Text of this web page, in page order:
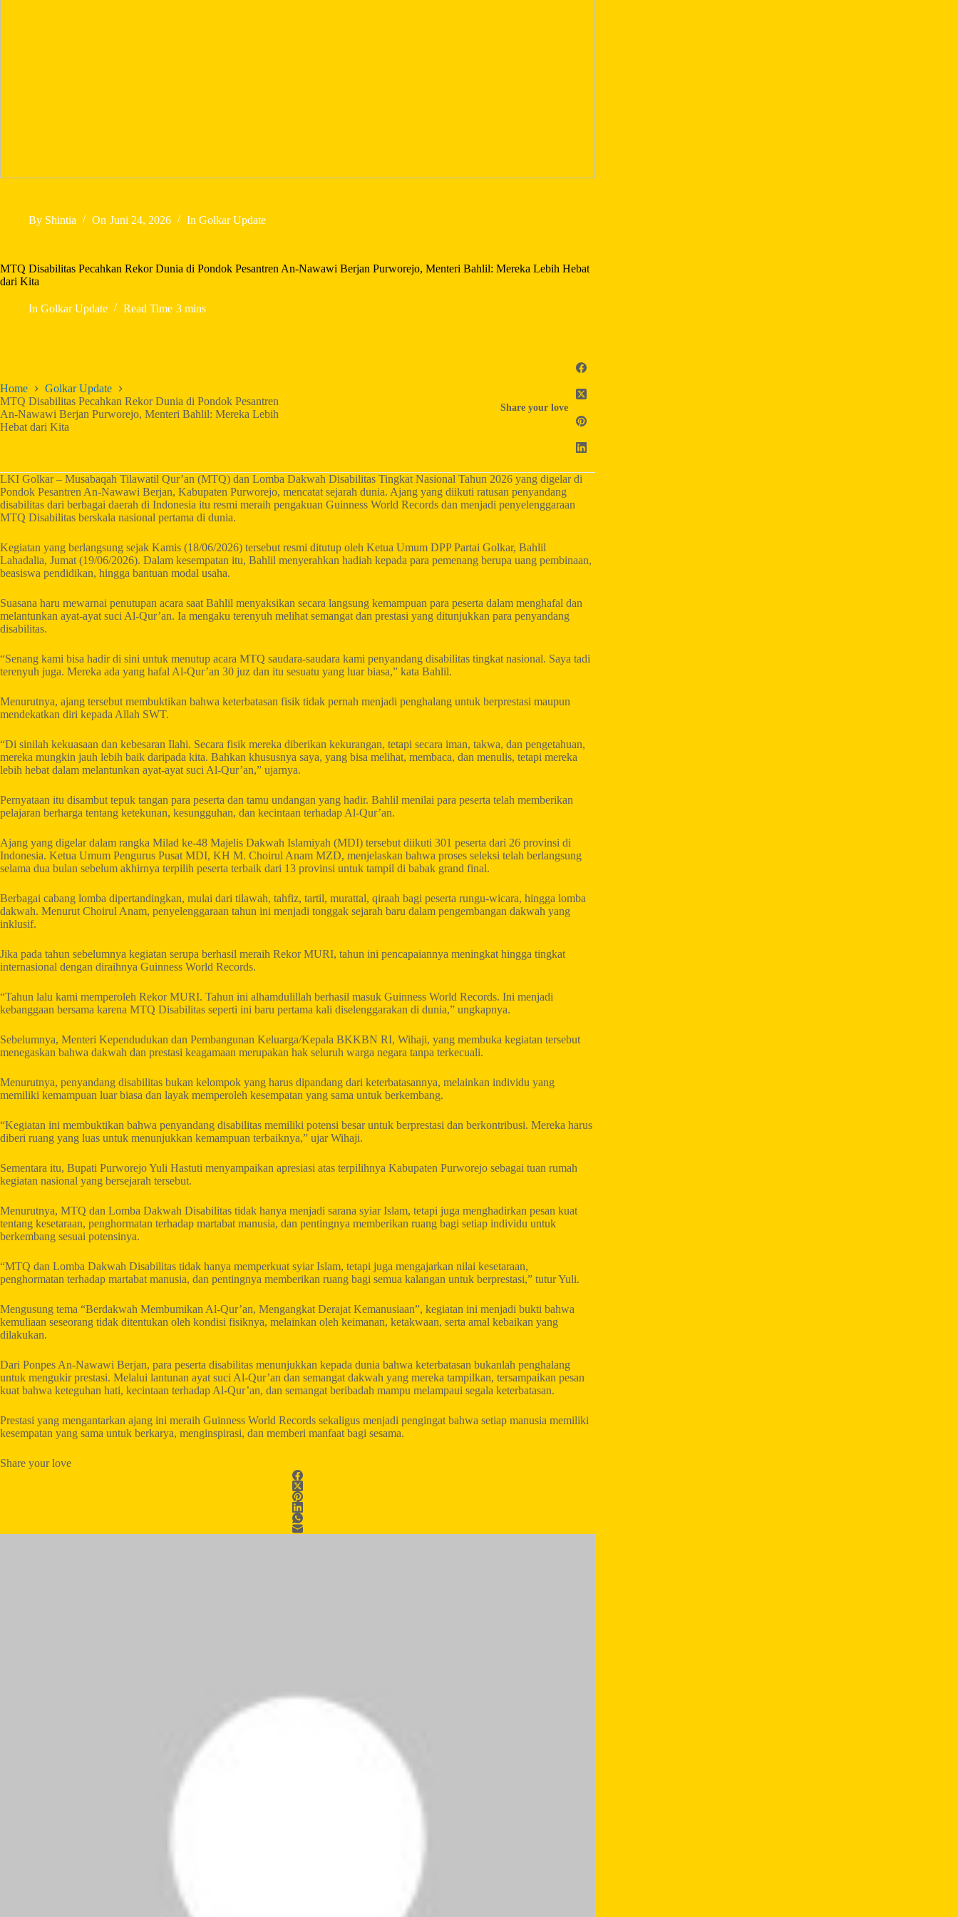
By Shintia On Juni 24, 2026 In Golkar Update
MTQ Disabilitas Pecahkan Rekor Dunia di Pondok Pesantren An-Nawawi Berjan Purworejo, Menteri Bahlil: Mereka Lebih Hebat
dari Kita
In Golkar Update Read Time 3 mins
Home
Golkar Update
MTQ Disabilitas Pecahkan Rekor Dunia di Pondok Pesantren
An-Nawawi Berjan Purworejo, Menteri Bahlil: Mereka Lebih
Hebat dari Kita
Share your love
LKI Golkar – Musabaqah Tilawatil Qur’an (MTQ) dan Lomba Dakwah Disabilitas Tingkat Nasional Tahun 2026 yang digelar di
Pondok Pesantren An-Nawawi Berjan, Kabupaten Purworejo, mencatat sejarah dunia. Ajang yang diikuti ratusan penyandang
disabilitas dari berbagai daerah di Indonesia itu resmi meraih pengakuan Guinness World Records dan menjadi penyelenggaraan
MTQ Disabilitas berskala nasional pertama di dunia.
Kegiatan yang berlangsung sejak Kamis (18/06/2026) tersebut resmi ditutup oleh Ketua Umum DPP Partai Golkar, Bahlil
Lahadalia, Jumat (19/06/2026). Dalam kesempatan itu, Bahlil menyerahkan hadiah kepada para pemenang berupa uang pembinaan,
beasiswa pendidikan, hingga bantuan modal usaha.
Suasana haru mewarnai penutupan acara saat Bahlil menyaksikan secara langsung kemampuan para peserta dalam menghafal dan
melantunkan ayat-ayat suci Al-Qur’an. Ia mengaku terenyuh melihat semangat dan prestasi yang ditunjukkan para penyandang
disabilitas.
“Senang kami bisa hadir di sini untuk menutup acara MTQ saudara-saudara kami penyandang disabilitas tingkat nasional. Saya tadi
terenyuh juga. Mereka ada yang hafal Al-Qur’an 30 juz dan itu sesuatu yang luar biasa,” kata Bahlil.
Menurutnya, ajang tersebut membuktikan bahwa keterbatasan fisik tidak pernah menjadi penghalang untuk berprestasi maupun
mendekatkan diri kepada Allah SWT.
“Di sinilah kekuasaan dan kebesaran Ilahi. Secara fisik mereka diberikan kekurangan, tetapi secara iman, takwa, dan pengetahuan,
mereka mungkin jauh lebih baik daripada kita. Bahkan khususnya saya, yang bisa melihat, membaca, dan menulis, tetapi mereka
lebih hebat dalam melantunkan ayat-ayat suci Al-Qur’an,” ujarnya.
Pernyataan itu disambut tepuk tangan para peserta dan tamu undangan yang hadir. Bahlil menilai para peserta telah memberikan
pelajaran berharga tentang ketekunan, kesungguhan, dan kecintaan terhadap Al-Qur’an.
Ajang yang digelar dalam rangka Milad ke-48 Majelis Dakwah Islamiyah (MDI) tersebut diikuti 301 peserta dari 26 provinsi di
Indonesia. Ketua Umum Pengurus Pusat MDI, KH M. Choirul Anam MZD, menjelaskan bahwa proses seleksi telah berlangsung
selama dua bulan sebelum akhirnya terpilih peserta terbaik dari 13 provinsi untuk tampil di babak grand final.
Berbagai cabang lomba dipertandingkan, mulai dari tilawah, tahfiz, tartil, murattal, qiraah bagi peserta rungu-wicara, hingga lomba
dakwah. Menurut Choirul Anam, penyelenggaraan tahun ini menjadi tonggak sejarah baru dalam pengembangan dakwah yang
inklusif.
Jika pada tahun sebelumnya kegiatan serupa berhasil meraih Rekor MURI, tahun ini pencapaiannya meningkat hingga tingkat
internasional dengan diraihnya Guinness World Records.
“Tahun lalu kami memperoleh Rekor MURI. Tahun ini alhamdulillah berhasil masuk Guinness World Records. Ini menjadi
kebanggaan bersama karena MTQ Disabilitas seperti ini baru pertama kali diselenggarakan di dunia,” ungkapnya.
Sebelumnya, Menteri Kependudukan dan Pembangunan Keluarga/Kepala BKKBN RI, Wihaji, yang membuka kegiatan tersebut
menegaskan bahwa dakwah dan prestasi keagamaan merupakan hak seluruh warga negara tanpa terkecuali.
Menurutnya, penyandang disabilitas bukan kelompok yang harus dipandang dari keterbatasannya, melainkan individu yang
memiliki kemampuan luar biasa dan layak memperoleh kesempatan yang sama untuk berkembang.
“Kegiatan ini membuktikan bahwa penyandang disabilitas memiliki potensi besar untuk berprestasi dan berkontribusi. Mereka harus
diberi ruang yang luas untuk menunjukkan kemampuan terbaiknya,” ujar Wihaji.
Sementara itu, Bupati Purworejo Yuli Hastuti menyampaikan apresiasi atas terpilihnya Kabupaten Purworejo sebagai tuan rumah
kegiatan nasional yang bersejarah tersebut.
Menurutnya, MTQ dan Lomba Dakwah Disabilitas tidak hanya menjadi sarana syiar Islam, tetapi juga menghadirkan pesan kuat
tentang kesetaraan, penghormatan terhadap martabat manusia, dan pentingnya memberikan ruang bagi setiap individu untuk
berkembang sesuai potensinya.
“MTQ dan Lomba Dakwah Disabilitas tidak hanya memperkuat syiar Islam, tetapi juga mengajarkan nilai kesetaraan,
penghormatan terhadap martabat manusia, dan pentingnya memberikan ruang bagi semua kalangan untuk berprestasi,” tutur Yuli.
Mengusung tema “Berdakwah Membumikan Al-Qur’an, Mengangkat Derajat Kemanusiaan”, kegiatan ini menjadi bukti bahwa
kemuliaan seseorang tidak ditentukan oleh kondisi fisiknya, melainkan oleh keimanan, ketakwaan, serta amal kebaikan yang
dilakukan.
Dari Ponpes An-Nawawi Berjan, para peserta disabilitas menunjukkan kepada dunia bahwa keterbatasan bukanlah penghalang
untuk mengukir prestasi. Melalui lantunan ayat suci Al-Qur’an dan semangat dakwah yang mereka tampilkan, tersampaikan pesan
kuat bahwa keteguhan hati, kecintaan terhadap Al-Qur’an, dan semangat beribadah mampu melampaui segala keterbatasan.
Prestasi yang mengantarkan ajang ini meraih Guinness World Records sekaligus menjadi pengingat bahwa setiap manusia memiliki
kesempatan yang sama untuk berkarya, menginspirasi, dan memberi manfaat bagi sesama.
Share your love